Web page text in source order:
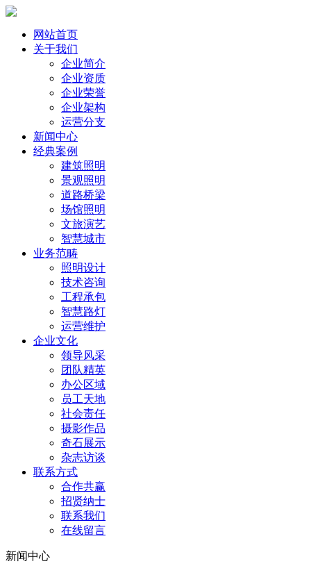
网站首页
关于我们
企业简介
企业资质
企业荣誉
企业架构
运营分支
新闻中心
经典案例
建筑照明
景观照明
道路桥梁
场馆照明
文旅演艺
智慧城市
业务范畴
照明设计
技术咨询
工程承包
智慧路灯
运营维护
企业文化
领导风采
团队精英
办公区域
员工天地
社会责任
摄影作品
奇石展示
杂志访谈
联系方式
合作共赢
招贤纳士
联系我们
在线留言
新闻中心